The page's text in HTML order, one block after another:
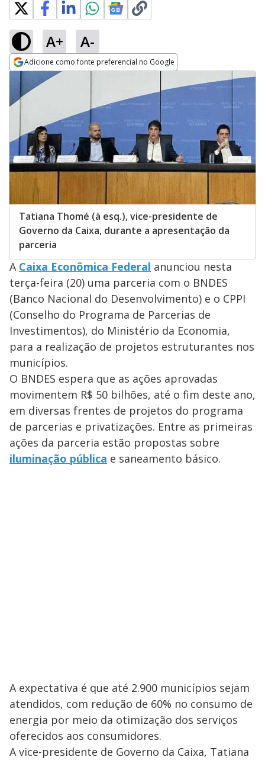
A+ A-
Adicione como fonte preferencial no Google
Opens in new window
Tatiana Thomé (à esq.), vice-presidente de
Governo da Caixa, durante a apresentação da
parceria
A Caixa Econômica Federal anunciou nesta
terça-feira (20) uma parceria com o BNDES
(Banco Nacional do Desenvolvimento) e o CPPI
(Conselho do Programa de Parcerias de
Investimentos), do Ministério da Economia,
para a realização de projetos estruturantes nos
municípios.
O BNDES espera que as ações aprovadas
movimentem R$ 50 bilhões, até o fim deste ano,
em diversas frentes de projetos do programa
de parcerias e privatizações. Entre as primeiras
ações da parceria estão propostas sobre
iluminação pública e saneamento básico.
A expectativa é que até 2.900 municípios sejam
atendidos, com redução de 60% no consumo de
energia por meio da otimização dos serviços
oferecidos aos consumidores.
A vice-presidente de Governo da Caixa, Tatiana